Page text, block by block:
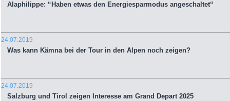
Alaphilippe: “Haben etwas den Energiesparmodus angeschaltet“
24.07.2019
Was kann Kämna bei der Tour in den Alpen noch zeigen?
24.07.2019
Salzburg und Tirol zeigen Interesse am Grand Depart 2025